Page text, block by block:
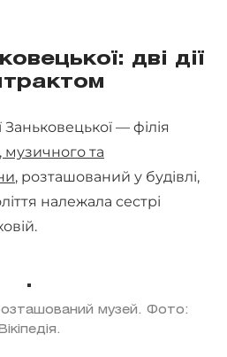
дві дії
— філія
музичного та
, розташований у будівлі,
належала сестрі
музей. Фото:
Вікіпедія.